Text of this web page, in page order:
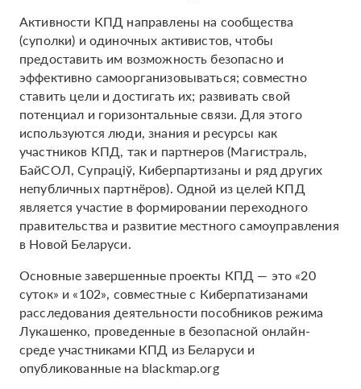
Активности КПД направлены на сообщества
(суполки) и одиночных активистов, чтобы
предоставить им возможность безопасно и
эффективно самоорганизовываться; совместно
ставить цели и достигать их; развивать свой
потенциал и горизонтальные связи. Для этого
используются люди, знания и ресурсы как
участников КПД, так и партнеров (Магистраль,
БайСОЛ, Супраціў, Киберпартизаны и ряд других
непубличных партнёров). Одной из целей КПД
является участие в формировании переходного
правительства и развитие местного самоуправления
в Новой Беларуси.
Основные завершенные проекты КПД — это «20
суток» и «102», совместные с Киберпатизанами
расследования деятельности пособников режима
Лукашенко, проведенные в безопасной онлайн-
среде участниками КПД из Беларуси и
опубликованные на blackmap.org